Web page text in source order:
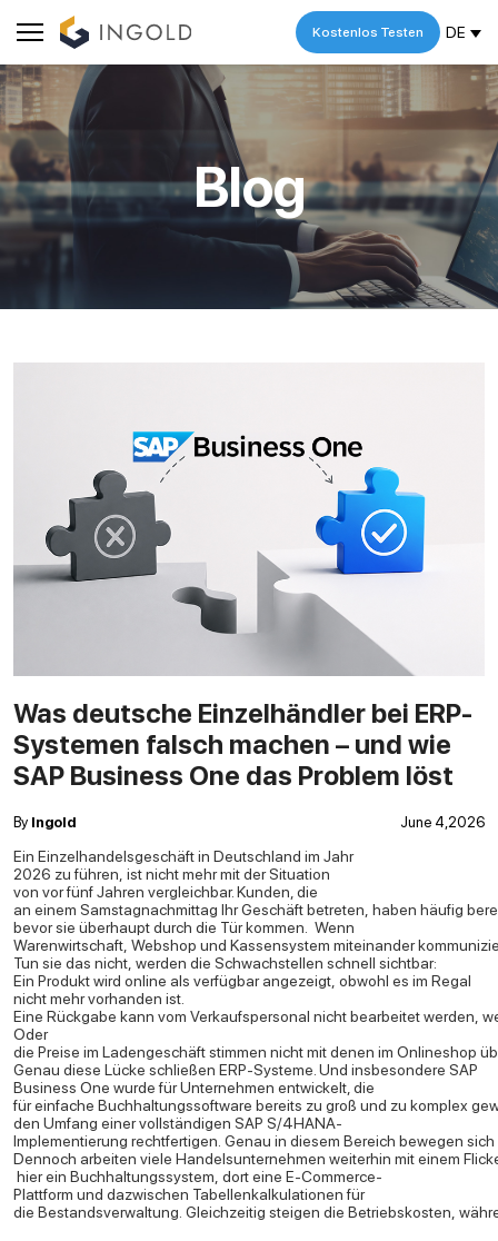
DE
Kostenlos Testen
Blog
Was deutsche Einzelhändler bei ERP-
Systemen falsch machen – und wie
SAP Business One das Problem löst
By Ingold June 4,2026
Ein Einzelhandelsgeschäft in Deutschland im Jahr
2026 zu führen, ist nicht mehr mit der Situation
von vor fünf Jahren vergleichbar. Kunden, die
an einem Samstagnachmittag Ihr Geschäft betreten, haben häufig
bevor sie überhaupt durch die Tür kommen. Wenn
Warenwirtschaft, Webshop und Kassensystem miteinander
Tun sie das nicht, werden die Schwachstellen schnell sichtbar:
Ein Produkt wird online als verfügbar angezeigt, obwohl es im Regal
nicht mehr vorhanden ist.
Eine Rückgabe kann vom Verkaufspersonal nicht bearbeitet werden,
Oder
die Preise im Ladengeschäft stimmen nicht mit denen im Onlineshop
Genau diese Lücke schließen ERP-Systeme. Und insbesondere SAP
Business One wurde für Unternehmen entwickelt, die
für einfache Buchhaltungssoftware bereits zu groß und zu komplex
den Umfang einer vollständigen SAP S/4HANA-
Implementierung rechtfertigen. Genau in diesem Bereich bewegen
Dennoch arbeiten viele Handelsunternehmen weiterhin mit einem
hier ein Buchhaltungssystem, dort eine E-Commerce-
Plattform und dazwischen Tabellenkalkulationen für
die Bestandsverwaltung. Gleichzeitig steigen die Betriebskosten,